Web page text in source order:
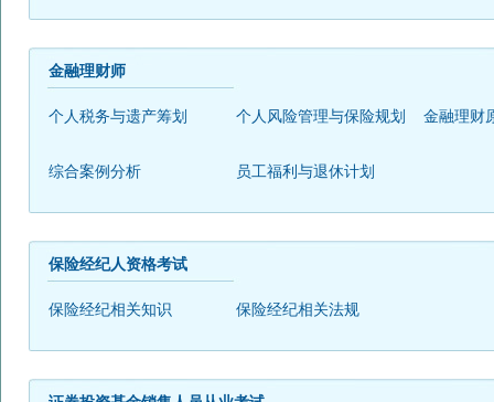
金融理财师
个人税务与遗产筹划 个人风险管理与保险规划 金融理财
综合案例分析 员工福利与退休计划
保险经纪人资格考试
保险经纪相关知识 保险经纪相关法规